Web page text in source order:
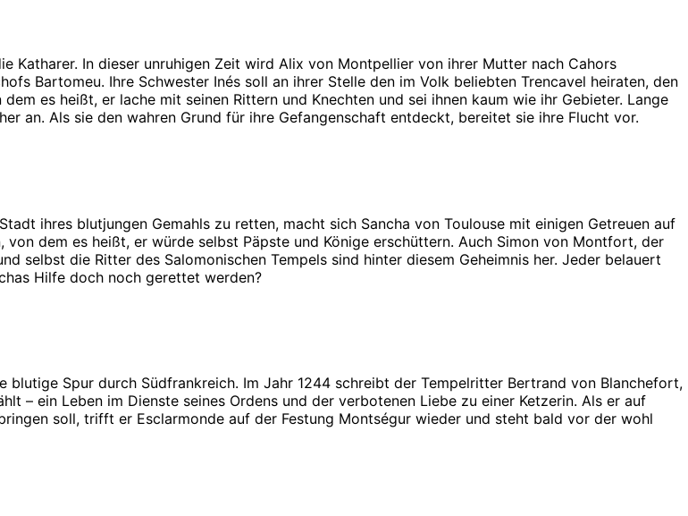
Katharer. In dieser unruhigen Zeit wird Alix von Montpellier von ihrer Mutter nach Cahors
Bartomeu. Ihre Schwester Inés soll an ihrer Stelle den im Volk beliebten Trencavel heiraten, den
es heißt, er lache mit seinen Rittern und Knechten und sei ihnen kaum wie ihr Gebieter. Lange
an. Als sie den wahren Grund für ihre Gefangenschaft entdeckt, bereitet sie ihre Flucht vor.
ihres blutjungen Gemahls zu retten, macht sich Sancha von Toulouse mit einigen Getreuen auf
dem es heißt, er würde selbst Päpste und Könige erschüttern. Auch Simon von Montfort, der
selbst die Ritter des Salomonischen Tempels sind hinter diesem Geheimnis her. Jeder belauert
Hilfe doch noch gerettet werden?
Spur durch Südfrankreich. Im Jahr 1244 schreibt der Tempelritter Bertrand von Blanchefort,
– ein Leben im Dienste seines Ordens und der verbotenen Liebe zu einer Ketzerin. Als er auf
soll, trifft er Esclarmonde auf der Festung Montségur wieder und steht bald vor der wohl